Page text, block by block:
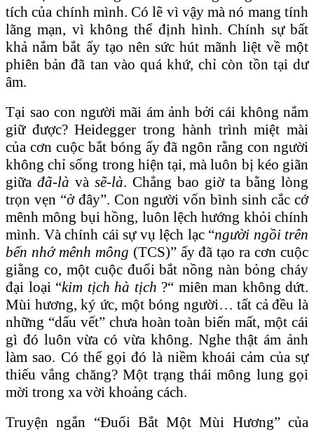
tích của chính mình. Có lẽ vì vậy mà nó mang tính
lãng mạn, vì không thể định hình. Chính sự bất
khả nắm bắt ấy tạo nên sức hút mãnh liệt về một
phiên bản đã tan vào quá khứ, chỉ còn tồn tại dư
âm.
Tại sao con người mãi ám ảnh bởi cái không nắm
giữ được? Heidegger trong hành trình miệt mài
của cơn cuộc bắt bóng ấy đã ngôn rằng con người
không chỉ sống trong hiện tại, mà luôn bị kéo giãn
giữa đã-là và sẽ-là. Chẳng bao giờ ta bằng lòng
trọn vẹn “ở đây”. Con người vốn bình sinh cắc cớ
mênh mông bụi hồng, luôn lệch hướng khỏi chính
mình. Và chính cái sự vụ lệch lạc “người ngồi trên
bến nhớ mênh mông (TCS)” ấy đã tạo ra cơn cuộc
giằng co, một cuộc đuổi bắt nồng nàn bỏng cháy
đại loại “kim tịch hà tịch ?“ miên man không dứt.
Mùi hương, ký ức, một bóng người… tất cả đều là
những “dấu vết” chưa hoàn toàn biến mất, một cái
gì đó luôn vừa có vừa không. Nghe thật ám ảnh
làm sao. Có thể gọi đó là niềm khoái cảm của sự
thiếu vắng chăng? Một trạng thái mông lung gọi
mời trong xa vời khoảng cách.
Truyện ngắn “Đuổi Bắt Một Mùi Hương” của